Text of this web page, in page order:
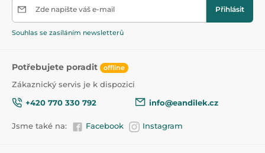
Zde napište váš e-mail Přihlásit
Souhlas se zasíláním newsletterů
Potřebujete poradit offline
Zákaznický servis je k dispozici
+420 770 330 792
info@eandilek.cz
Jsme také na: Facebook Instagram